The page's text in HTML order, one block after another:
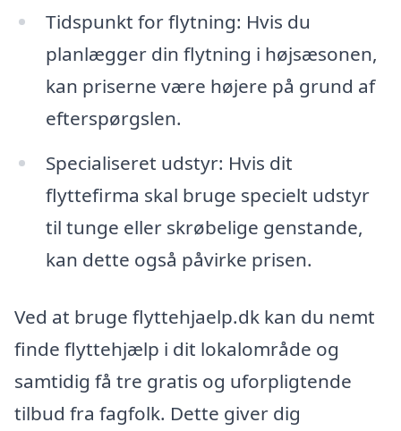
Tidspunkt for flytning: Hvis du
planlægger din flytning i højsæsonen,
kan priserne være højere på grund af
efterspørgslen.
Specialiseret udstyr: Hvis dit
flyttefirma skal bruge specielt udstyr
til tunge eller skrøbelige genstande,
kan dette også påvirke prisen.
Ved at bruge flyttehjaelp.dk kan du nemt
finde flyttehjælp i dit lokalområde og
samtidig få tre gratis og uforpligtende
tilbud fra fagfolk. Dette giver dig